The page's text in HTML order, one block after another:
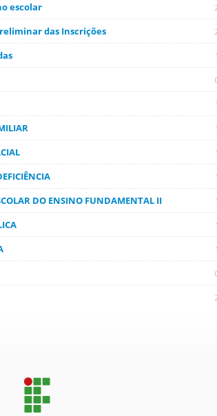
escolar
das Inscrições
DO ENSINO FUNDAMENTAL II